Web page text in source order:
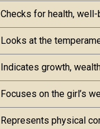
Checks for health,
Looks at the
Indicates growth,
Focuses on the girl’s
Represents physical